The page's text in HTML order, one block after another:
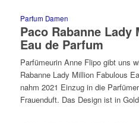
Parfum Damen
Paco Rabanne
Eau de Parfum
Parfümeurin Anne Flipo gibt uns
Rabanne Lady Million Fabulous
nahm 2021 Einzug in die
Frauenduft. Das Design ist in